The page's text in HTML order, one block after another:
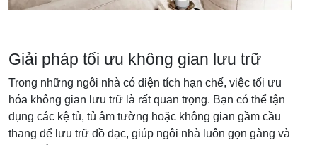
Giải pháp tối ưu không gian lưu trữ
Trong những ngôi nhà có diện tích hạn chế, việc tối ưu
hóa không gian lưu trữ là rất quan trọng. Bạn có thể tận
dụng các kệ tủ, tủ âm tường hoặc không gian gầm cầu
thang để lưu trữ đồ đạc, giúp ngôi nhà luôn gọn gàng và